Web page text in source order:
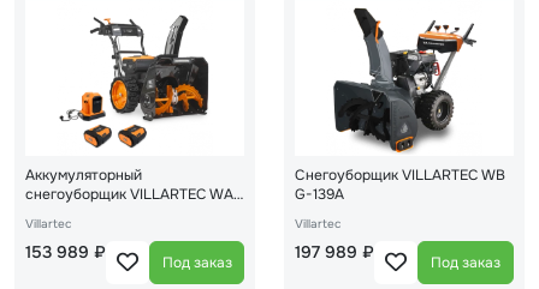
Аккумуляторный
снегоуборщик VILLARTEC WA
Villartec
153 989 ₽ Под заказ
Снегоуборщик VILLARTEC WB
G-139A
Villartec
197 989 ₽ Под заказ